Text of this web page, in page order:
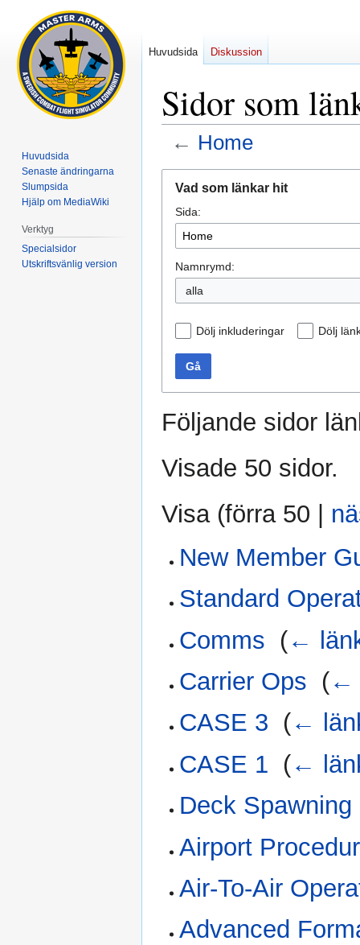
Sidor som
← Home
navigering
sök
Vad som länkar hit
Sida:
Namnrymd:
alla
Dölj inkluderingar Dölj
Gå
Följande sidor
Visade 50 sidor.
Visa (förra 50 |
New Member
Standard
Comms (←
Carrier Ops (←
CASE 3 (←
CASE 1 (←
Deck Spawning
Airport
Air-To-Air
Advanced
Huvudsida Diskussion
Huvudsida
Senaste ändringarna
Slumpsida
Hjälp om MediaWiki
Verktyg
Specialsidor
Utskriftsvänlig version